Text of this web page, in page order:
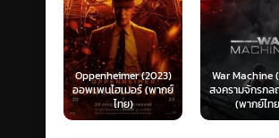
Oppenheimer (2023)
ออพเพนไฮเมอร์ (พากย์
ไทย)
War Machine (2026)
สงครามจักรกลถล่มโลก
(พากย์ไทย)